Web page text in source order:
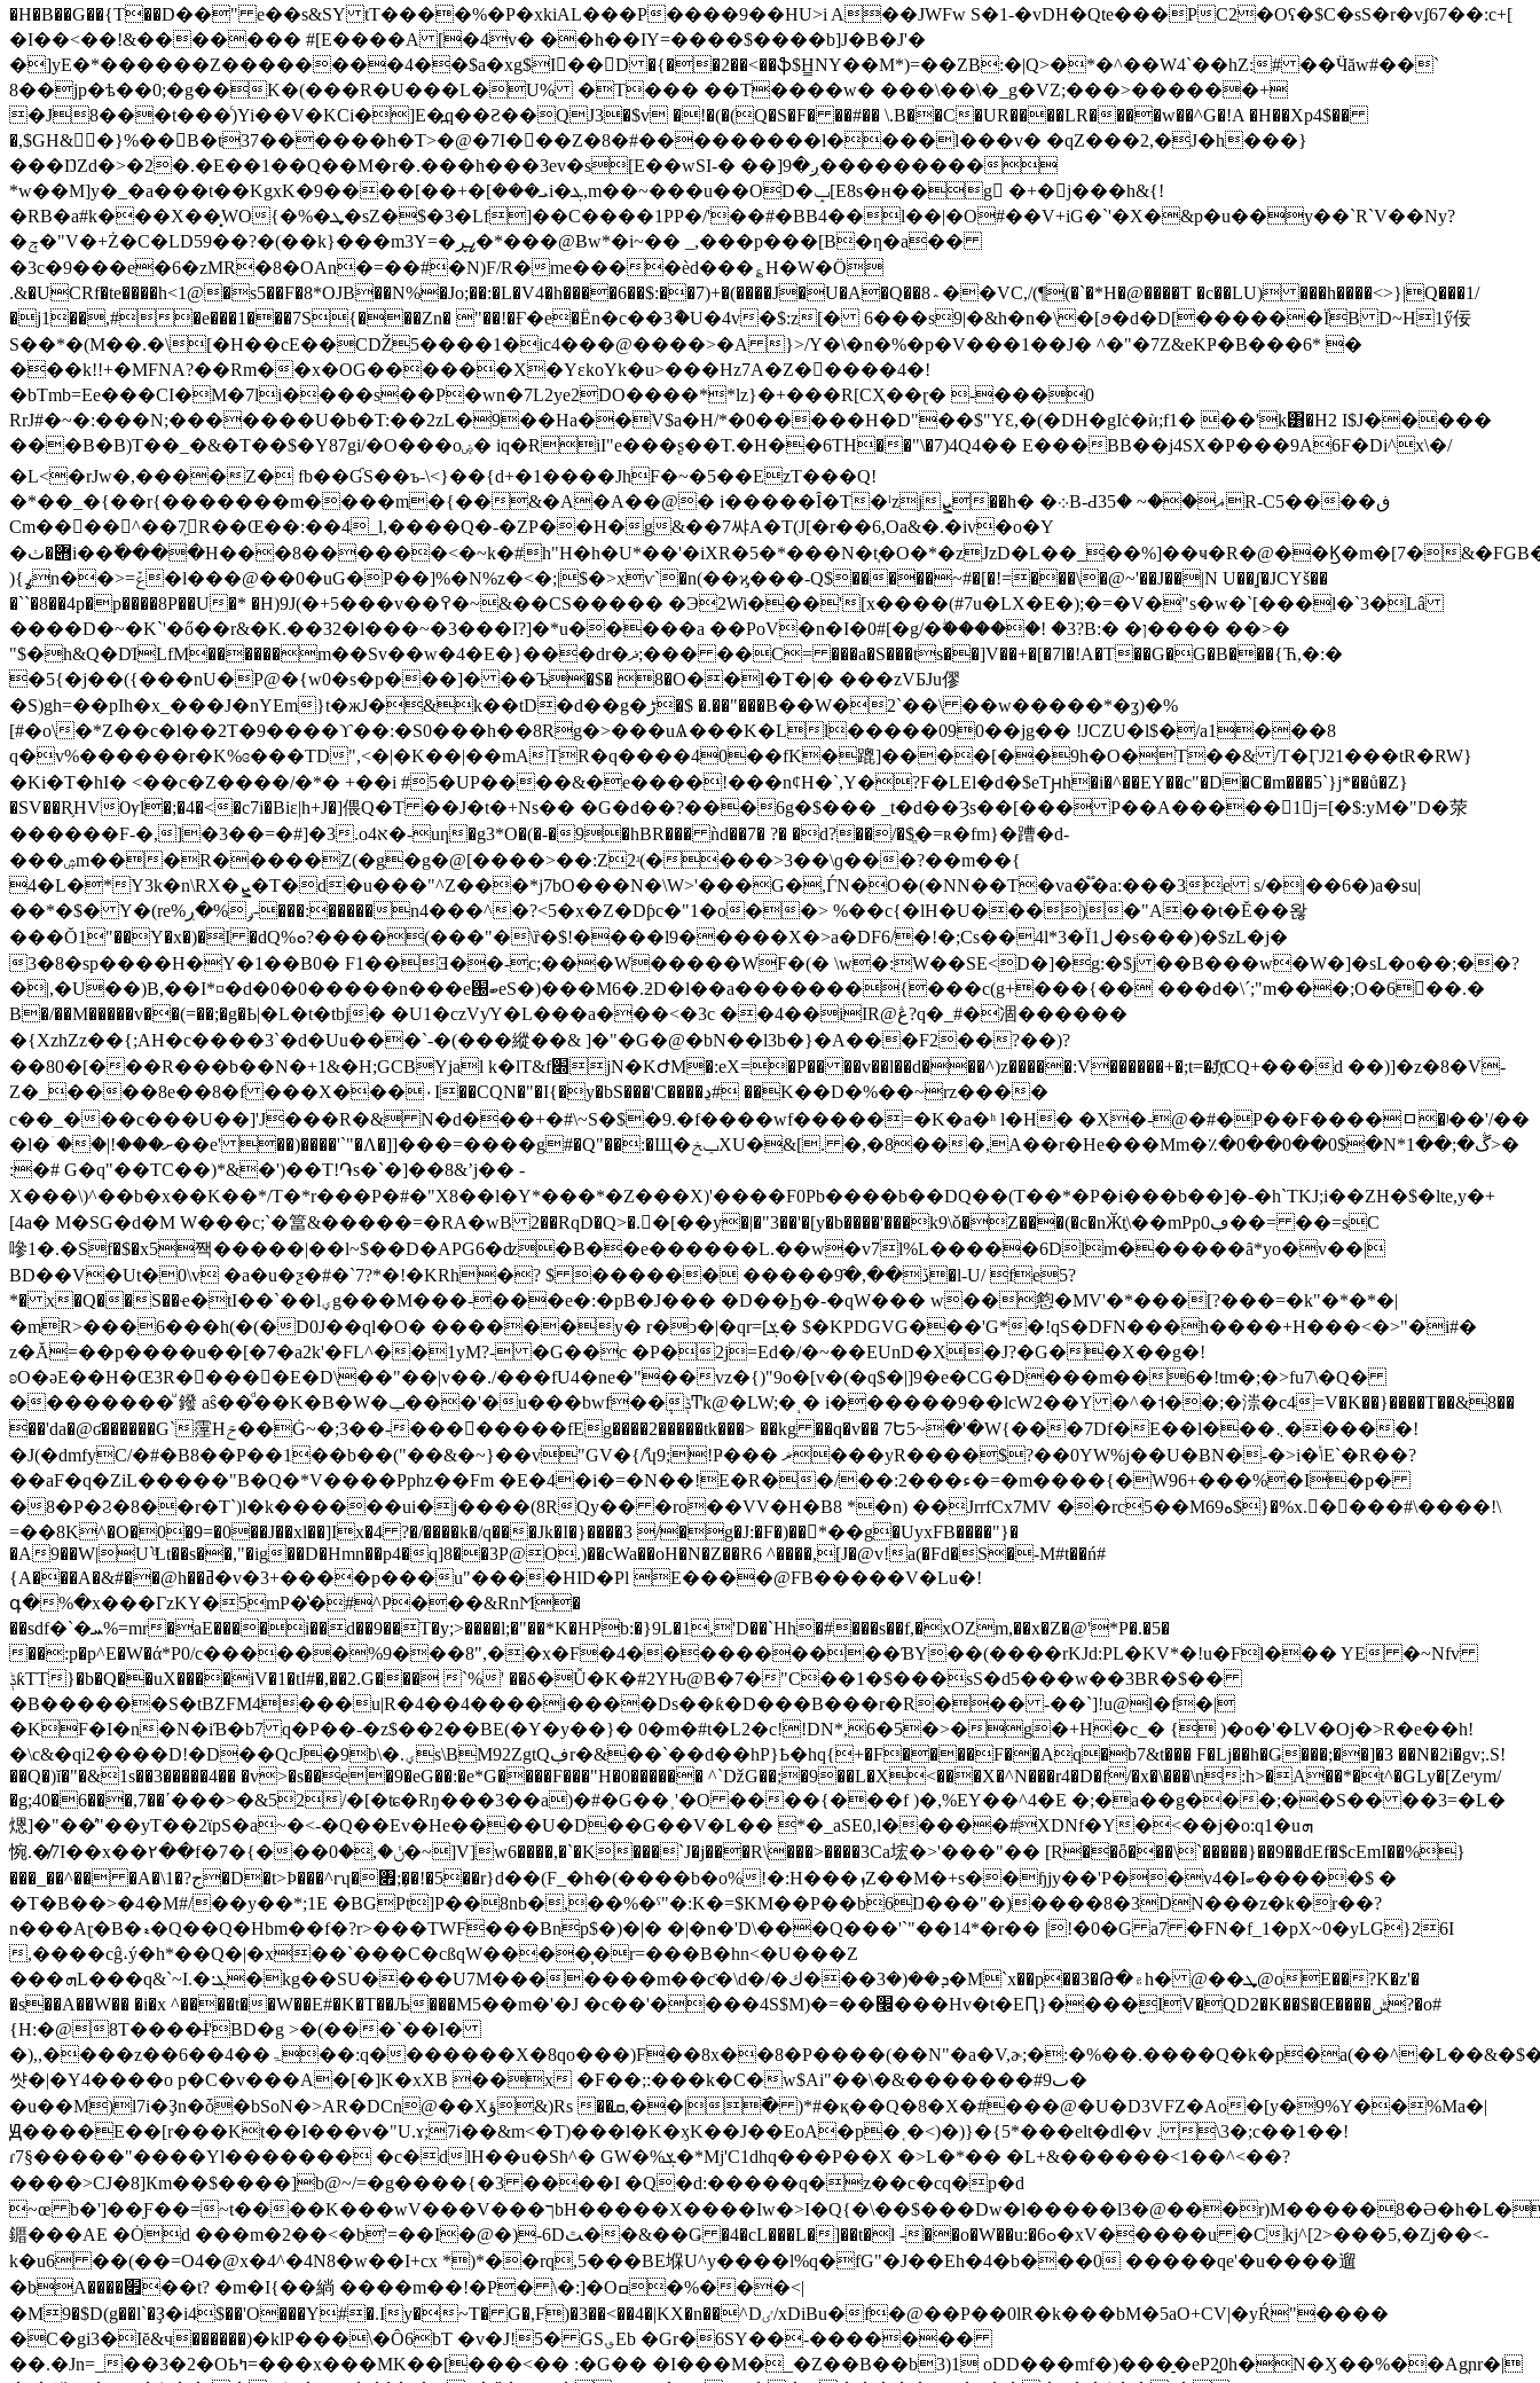
�H�B��G��{Τ��D��" e��s&SY tT����%�P�xkiAL���P����9��HU>i A��JWFw S�1-�vDH�Qte���PC2�Oʕ�$C�sS�r�vʄ67��:c+[
�I��<��!&������� #[E����A [�4v� ��h��IY=����$����b]J�B�J'�
�]yE�*������Z��������4��$a�xg$I��D �{��2��<��ֆ$H̳NY��M*)=��ZB:�|Q>�*�^��W4`��hZ:# ��Ӵăw#��`
8��jp�ѣ��0;�g��K�(���R�U���L�U% �T��� ��T����w� ���\��\�_g�VZ;���>������+
�J8���t���ͨ)Yi��V�KCi�]E�߽q��Ƨ��QЈ3�$v �!�(�(Q�S�F� ��#�� \.B��C�UR����LR����w��^G�!A �H��Xp4$��
�,$GH&�}%��B�t37������h�T>�@�7I���Z�8�#���������l����l���v� �qZ���2,�J�h���}
���ŊZd�>�2�.�E��1��Q��M�r�.���h���3ev�s[E��wSI-� ��]ږ�9���������
*w��M]y�_�a���t��KgxK�ܝ���]�+��]����9i�ܔ,m��~���u��OD�ݒ[E8s�ʜ��g ٕ�+�j���h&{!
�RB�a#k���X��͙WO{�%�ܜ�sZ�$�3�Lf]��C����1PP�/'��#�BB4��l��|�O#��V+iG�`'�X�&p�u��y��`R`V��Ny?
�ݼ�"V�+Ż�C�LD59��?�(��k} ���m3Y=�ߨڕ�*���@Ƀw*�i~�� _,���p���[B�ƞ�a��
�3c�9���e�6�zMR�8�OAn�=��#�N)F/R�me����èd���؏H�W�Ӧ
.&�UCRf�te����h<1@�s5��F�8*OJB��N%�Jo;��:�L�V4�h����6��$:��7)+�(����J�U�A�Q��8؞��VC,/(¶(�`�*H�@����T �c��LU) ���h����<>}|Q���1/
�j1��,#�e���1���7S{���Zn� "��!�Ғ�e�Ёn�c��3ާ�U�4v�$:z[� 6���s9|�&h�n�\�[ꪮ�d�D[������ЇB D~H1ӳ佞
S��*�(M��.�\[�H��cE��CǄ5����1�ic4���@����>�A }>/Y�\�n�%�p�V���1��J� ^�"�7Z&eKҎ�B���6* �
���k!!+�MFNA?��Rm��x�OG������X�YɛkoYk�u>���Hz7A�Z�����4�!
�bTmb=Ee���CI�M�7li����s��P�wn�7L2ye2DO����**lz}�+���R[CҲ��ɽ� -���0
RrJ#�~�:���N;�������U�b�T:��2zL�9��Ha��V$a�H/*�0�����H�D"��$"YԐ,�(�DH�gIċ�ѝ;f1� ��'k͸�H2 I$J�����
���B�B)T��_�&�T��$�Y87gi/�O���oۻ� iq�ɌiI"e���ʂ��T.�H��6TؘH��"\�7)4Q4�� E���BB��j4SX�P���9A6F�Di^x\�/
�L<�rJw�,����Z� fb��ƓS��ъ-\<}��{d+�1����JhF�~�5��EzT���Q!
�*��_�{��r{�������m����m�{��&�A�A��@� i�����Ȋ�T�ˡzjܨ��h� �܀B-Ԁޣ��~ �35R-C5����ڧ
Cm����^��7͖R��Œ��:��4_l,����Q�-�ZP��H�g&��7쌰A�T(J[�r��6,Oa&�.�iv�o�Y
�݋�ٺi��ٚ����H���8������<�~k�#h"H�h�U*��'�iXR�5�*���N�t֚�O�*�zJzD�L��_��%]��ҹ�R�@��Ϗ�m�[7�&�FGB���K����E��@�9�)q~/t�G�p��͝R�ۑ[Ф�hSi6��
){ߩn��>=ݞ�l���@��0�uG�P��]%�N%z�<�;|$�>xѵ`�n(��ϗ���-Q$�����~#�[�!=���\�@~'��J��|N U��ʆ�JCYš��
�``�8��4p�p����8P��U�* �Н)9J(�+5���v��߉�~&��CS����� �Э2Wi���'[x����(#7u�LX�E�);�=�V�"s�w�`[���l�`3�Lâ
����D�~�K`'�ő��r&�K.��З2�l���~�3���I?]�*u�����a ��PoV�n�I�0#[�g/�ۖ�����! �3?B:� �ן���� ��>�
"$�h&Q�D͑ILfМ������m��Sv��w�4�E�}���dr�ޛ;��� ��C= ���a�S���ts��]V��+�[�7l�!A�T��G�G�B���{Ћ,�:�
�5{�j��({���nU�P@�{w0�s�p���]� ��Ъ�$� 8�O��l�T�|� ���zVƂJu僇
�S)gh=��pIh�x_���J�nYEm}t�жJ�&k��tD�d��g�ڑ�$ �.��"���B��W�2`��\ ��w�����*�ʓ)�%
[#�o\�*Z��c�l��2T�9����ϒ��:�S0���h��8Rg�>���uѦ���K�Ll�����090��jg�� !JCZU�l$�/a1���8
q�v%������r�K%ɞ���TD",<�|�K��|��mATR�q����40��fK�䠘]����[��9h�O�T��& /T�ӶJ21���tR�RW}
�Ki�T�hI� <��c�Z����/�*� +��i #5�UP����&�e����!���nȼH�`,Y�?F�LEl�d�$eTԩh�i�^��EY��c"�D�C�m���5`}j*��ů�Z}
�SV��R֛HVѸl�;�4�<�c7i�Biɛ|h+J�]偎Q�T ��J�t�+Ns�� �G�d��?���6g�$��� _t�d��Ȝs��[��� P��A�����󁦴1j=[�$:yM�"D�荥
������F-�,]�3��=�#]�3.oא4�-uƞ�g3*O�(�-�9�hBR��� ǹd��7� ?� �d?��/�$ֱ�=ʀ�fm}�蹧�d-
���ۺm���R�����Z(�g�g�@[����>��:Z2ʴ(����>3��\ɡ���?��m��{
4�L�*Y3k�n\RX�ܨ�T�d�u���"^Z���*j7bO���N�\W>'���G�,ЃN�O�(�NN��T�va�֟�a:���3e s/�|��6�)a�su|
��*�$� Y�(re%ݛ%�ڔ-���:�����n4���^�?<5�x�Z�Dƥc�"1�o��> %��c{�lH�U���)�"A��t�Ĕ��왆
���Ŏ1"��Y�x�)�I �dQ%ܘ?����(���"�\ȑ�$!����l9�����X�>a�DF6/�!�;Cs��4l*3�Ï1ل�s���)�$zL�j�
3�8�sp����H�Y�1��B0� F1��Ǝ��-c;���W�����WF�(� \w�:W��SE<D�]�g:�$j ��B���w�W�]�sL�o��;��?
�|,�U��)B,��I*¤�d�0�0�����n���e԰ބeS�)���M6�.ƻD�l��a�������{���c(g+���{�� ���d�\´;"m���;O�6򊩒��.�
B�/��M�����v��(=��;�g�Ҍ|�L�t�tbj� �U1�czVƴY�L���a���<�3c ��4��iIR@ڠ?q�_#�凅������
�{XzhZz��{;AH�c����3`�d�Uu���`-�(���縱��& ]�"�G�@�bN��l3b�}�A���F2��?��)?
��80�[���R���b��N�+1&�H;GCBYjal k�lT&f׍jN�KԺM�:eX=�P�� ��v��l��d���^)z�����:V������+�;t=�J҉tCQ+���d ��)]�z�8�V-
Z�_����8e��8�f ���X���۰I��CQN�"�I{�y�bS���'C����ڍ# ��K��D�%��~rz����
c��_���c���U��]'J���R�& N�d���+�#\~S�$�9.�f����wf�����=�K�a�ʰ l�H� �X�-@�#�P��F����ﾱ�ʲ��'/��
�l�ۤ��|!���ށ��e' ��)����'`"�Ʌ�]]���=����g#�Q"��:�Щ�ݕخXU�&[. �,�8���,A��r�He���Mm�٪�0��0��0$�N*ڴ�;��1>�
:�# G�q"��TC��)*&�')��T!֏s�`�]��8&ʼj�� -
X���\)^��b�x��K��*/T�*r���P�#�"X8��l�Y*���*�Z���X)'����F0Pb���� b��DQ��(T��*�P�i���b��]�-�h`TKJ;i��ZH�$�lte,y�+
[4a� M�SG�d�M W���c;`�䈏&�����=�RA�ԝB 2��RqD�Q>�.�[��y�|�"3��'�[y�b����'���k9\ǒ�Z���(�c�nӁt֣\��mPp0ڢ��= ��=sC
嘇1�.�Sf�$�x5짹�����|��l~$��D�APG6�ʣ�B��e������L.��w�v7l%L�����6Dlm������ȃ*yo�v��|
BD��V�Ut�0\v �a�u�ƺ�#�`7?*�!�KRh�? $ ������ �����ڏ��,�9҄�l-U/ fe5?
*� x�Q��S��ҽ�tI��`��lؠg���M���-���e�:�pB�J��� �D��Ϧ�-�qW��� w��憌�MV'�*���[?���=�k"�*�*�|
�mR>���6���h(�(�D0J��ql�O� ������y� r�ͻ�|�qr=[ܮ� $�KPDGVG���'G*�!qS�DFN���h����+H���<�>"�i#�
z�Ă=��p����u��[�7�a2k'�FL^��1yM?- �G��c �P�2j=Ed�/�~��EUnD�X�J?�G��X��g�!
ʚO�әE��H�Œ3R����԰�E�D\��"��|v��./���fU4�ne�"��vz�{)"9o�[v�(�q$�|]9�e�CG�D���m��6�!tm�;�>fu7\�Q�
��������ͧ 鏺 aŝ��ͩ��K�B�W�ݕ���'�u���bwf��݄ݙͲk@�LW;�ͺ� i������9��lcW2��Y �^�˦��;�漴�c4=V�K��}����T��&8��
��'da�@ʛ������G`霪Hݗ��Ġ~�;3��-��������fEg����2�����tk���> ��kg ��q�v�� 7Ե5~�'�W{���7Df�E��l���܆�����!
�J(�dmfyC/�#�B8��P��1��b��("��&�~}��vֹ"GV�{ް/ʮ9;!Ҏ��� ޜ���yR����$?��0YW%j��U�ɃN�-�>i�ݳE`�R��?
��aF�q�ZiL�����"B�Q�*V����Pphz��Fm �Е�4�i�=�N��!E�R��/��:2���ء�=�m����{�W96+���%�I�p�
�8�P�Ϩ�8��r�T`)l�k������ui�j����(8RQy�� �ro��VV�H�B8 *�n) ��JrrfCx7MV ��rc5��Mە69$}�%x.����#\����!\
=��8K^�O�0�9=�0��J��xl��]Ix�4 ?�/����k�/q���Jk�I�}����3 /�g�J:�F�)��򉤄*��g�UyxFB����"}�
�A9��W|U`ͩLt��s��,"�ig��D�Hmn��p4�q]8��3P@O.)��cWa��oH�N�Z��R6 ^����,[J�@v!a(�Fd�S�-M#t��ń#
{A���A�&#��@h��ߥ�v�3+����p���u"����HID�Pl E����@FB�����V�Lu�!
գ�%�x���ΓzKY�5mP�̔�#^P���&RnϺ�
��sdf�`�ܚ%=mr�aE����i��d��9��T�y;>����l;�"��*K�HPb:�}9L�1,'D��`Hh�#���s��f,�xOZm,��x�Z�@'*P�.�5�
��:p�p^E�W�ά*P0/c������%9���8",��x�F�4����������ƁY��(����rKJd:PL�KV*�!u�Fl��� YE �~Nfv
ݙƙTT}�b�Q��uX����iV�1�tI#�,��2.G��� `%' ��δ�Ǚ�K�#2YԊ@B�7�"C��1�$���sS�d5���w��3BR�$��
�B������S�tBZFM4���u|R�4��4����i����Ds��ƙ�D���B���r�R��� -��`]!u@l�f�|
�KF�I�n�N�iƁ�b7 q�P��-�z$��2��BE(�Y�y��}� 0�m�#t�L2�c!!DN*,6�5�>�g�+H�c_� { )�o�'�LV�Oj�>R�e��h!
�\c&�qi2����D!�D��QcJ�9b\�.ؠs\BM92ZgtQڣr�&��`��d��hP}Ҍ�hq{+�F����F��Aq�b7&t��� F�Lj��h�Ǥ���;��]�3 ��N�2i�gv;.S!
��Q�)ĭ�"�&1s��3�����4�� �v>�s��e�9�eG��:�e*G����F���"H�0������ ^`ǅG��;�9��L�X<���X�^N���r4�D�f/�x�\���\n:h>�A��*�t^�GLy�[Zeʳym/
�g;40�6���,7��΄���>�&52/�[�ʨ�Rŋ���3��a)�#�G��˲'�O ����{���f )�,%EY��^4�E �;�a��g���;��S�� ��3=�L�
煾 ]�"��̓"��yT��2ϊpS�a~�<-�Q��Ev�Нe����U�D��G��V�L�� *�_aSE0,l�����#XDNf�Y�<��j�o:q1�uܗ
惋.�̸7I��x��۲��f�7�{���ݩ�,�0�~]V]w6����,�`�K���`J�j���R\���>����3Ca㙆�>'���"�� [R��ȫ���\`�����}��9��dEf�$cEmI��%}
���_��^�� �A�\1�?ج�D�t>Þ���^rʮ�৏;�̦�!�5��r}d��(F_�h�(����b�o%ǃ�:H���ܙZ��M�+s��ɧjy��'P��v4�Iބ�����$ �
�T�B��>�4�M#/��y��*;1E �BGPt]P��8nb�,��%�ˁ"�:K�=$KM��P��b6Ŋ���"�)����8�3DN���z�k�r��?
n���Aɽ�B�ޑ�Q��Q�Hbm��f�?r>���TWF���Bnp$�)�|� �|�n�'D\���Q���'`"��14*�r�� |!�̀0�G a7 �FN�f_1�pX~0�yLG}26I
,����cĝ˔ý�h*��Q�|�x��`���C�cßqW����̹�r=���B�hn<�U���Z
���ܗL���q&`~I.�:ܔ�kg��SU����U7M�������m��ƈ�\d�/�ܕ��(�3���ﻙ�M`x��p��3�Թ�۾h� @��ܜ@oE��?K�z'�
�s��A��W�� �i�x ^����t��W��E#�K�T��Љ���M5��m�'�J �c��'����4S$M)�=��׬���Hv�t�EԤ}����ٟ֭IV�QD2�K��$�Œ����ݰ?�o#
{H:�@8T����̶İ'BD�g >�(���`��I�
�),,����z��6��4��ۃ��:q�������X�8qo���)F��8x��8�P����(��N"�a�V,ɚ;�:�%��.����Q�k�p�a(��^�L��&�$�����ߖT���Td6� p�O,��&�(��d���1
썃�|�Y4����o p�C�v���A�[�]K�xXB ��x �F��;:���k�C�w$Ai"��\�&�������#ٮ9�
�u��M)l7i�Ҙn�ȱ�bSoN�>AR�DCn@��Xؤ&)Rs ��ܩ,��|߫� )*#�қ��Q�8�X�#���@�U�D3VFZ�Ao�[y�9%Y��%Ma�|
Ԭ����E��[r���Kt��I���v�"U.ɤ;7i��&m<�T)���l�K�ӽK��J��EoA�p�˱�<)�)}�{5*���elt�dl�v . \3�;c��1��!
ɾ7§�����"����Yl������� �c�dlH��u�Sh^� GW�%ܮ�*Mj'C1dhq���P��X �>L�*�� �L+&������<1��^<��?
����>CJ�8 ]Кm��$����]b@~/=�g����{�3 ����I �Q�d:�����q�z��c�cq�p�d
~œ b�']��Ƒ��=~t����K���wV���V���ךbH�����X����Iw�>I�Q{�\��$���Dw�l�����l3�@���r)M�����8�Ә�h�L�+yd��HY�+I�ͧA�HP�i_p�
䥄 ���AE �Ȯd ���m�2��<�b'=��I�@�)-6Dﭣ��&��Ǥ �4�cL���L�]��t�l -��o�W��u:�6ߋ�xV�����u �Ckj^[2>���5,�Zֵj��<-
k�u6 ��(��=O4�@x�4^�4N8�w��I+cx *)*��rq,5���BE堢U^y����l%q�fG"�J��Eh�4�b���0 �����qe'�u����遛
�bA����׏��t? �m�I{��緔 ����m��!�P� \�:]�Oߛ�%���<|
�M9�$D(g��l`�Ҙ�i4$��'O���Y#�.Iy�~T� G�,F)�3��<��4�|KX�n��^Dٸ/xDiBu�f�@��P��0lR�k���bM�5aO+CV|�yŔ"����
�C�gi3�Iĕ&ч������)�klP���\�Ȏ6bT �v�J!5� GS؈Eb �Gr�6SY��-�������
��.�Jn=_��3�2�OҌߤ=���x���MK��[���<�� :�G�� �I���M�_�Z��B��b3)1 oDD���mf�)���̠�eP2͍0h�N�Ӽ��%��Ag֚nr�|